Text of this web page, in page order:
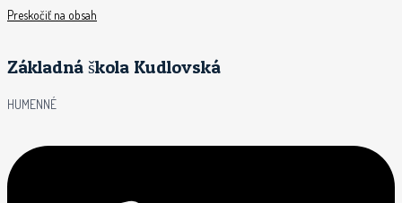
Preskočiť na obsah
Základná škola Kudlovská
HUMENNÉ